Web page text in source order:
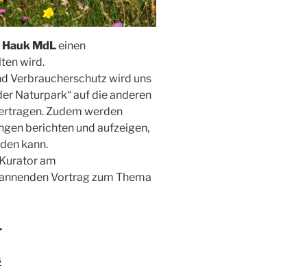
MdLeinen
wird.
Verbraucherschutz wird uns
Naturpark“ auf die anderen
Zudem werden
berichten und aufzeigen,
kann.
am
Vortrag zum Thema